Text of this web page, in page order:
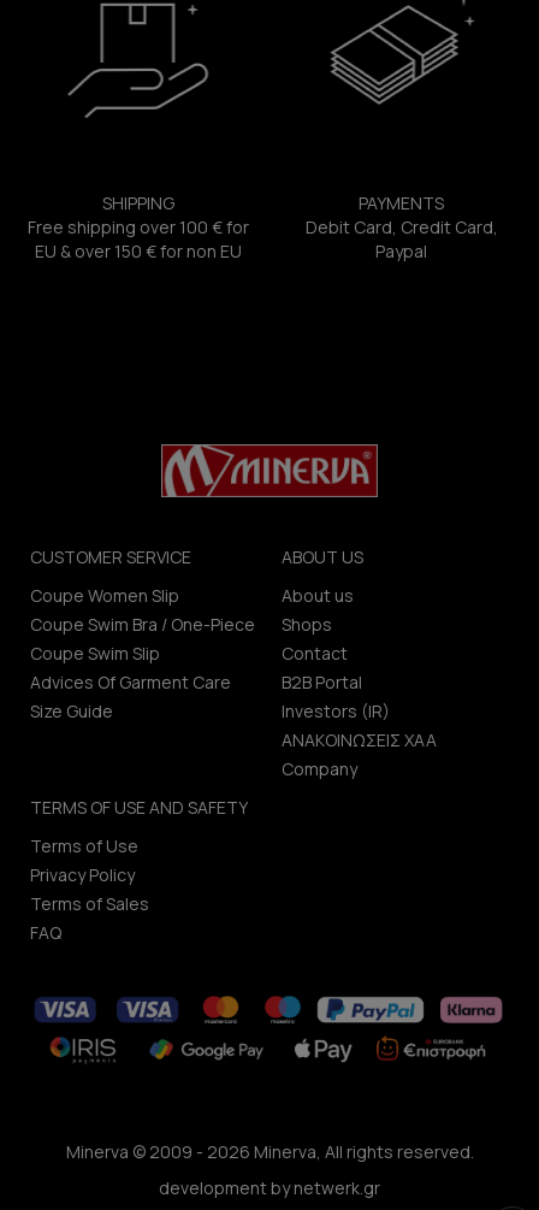
SHIPPING
Free shipping over 100 € for
EU & over 150 € for non EU
PAYMENTS
Debit Card, Credit Card,
Paypal
CUSTOMER SERVICE
Coupe Women Slip
Coupe Swim Bra / One-Piece
Coupe Swim Slip
Advices Of Garment Care
Size Guide
ABOUT US
About us
Shops
Contact
B2B Portal
Investors (IR)
ΑΝΑΚΟΙΝΩΣΕΙΣ ΧΑΑ
Company
TERMS OF USE AND SAFETY
Terms of Use
Privacy Policy
Terms of Sales
FAQ
Minerva © 2009 - 2026 Minerva, All rights reserved.
development bynetwerk.gr